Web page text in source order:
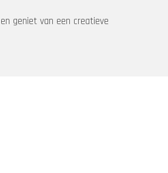
geniet van een creatieve